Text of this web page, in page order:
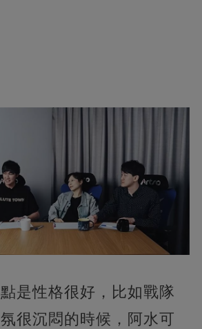
是性格很好，比如戰隊
很沉悶的時候，阿水可